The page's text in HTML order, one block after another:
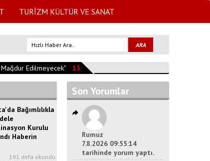
TURİZM KÜLTÜR VE SANAT
Edilmeyecek" 13:53:27
Bağımlılıkla
Kurulu
Haberin
191 defa okundu.
Son Yorumlar
Rumuz
7.8.2026 09:55:14
tarihinde yorum yaptı.